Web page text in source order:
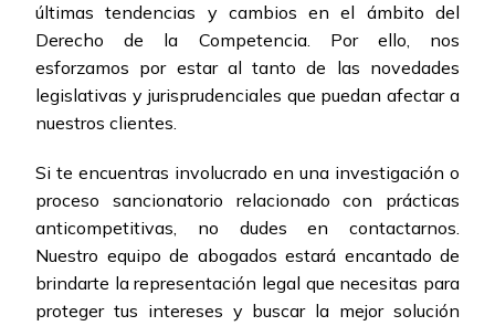
últimas tendencias y cambios en el ámbito del
Derecho de la Competencia. Por ello, nos
esforzamos por estar al tanto de las novedades
legislativas y jurisprudenciales que puedan afectar a
nuestros clientes.
Si te encuentras involucrado en una investigación o
proceso sancionatorio relacionado con prácticas
anticompetitivas, no dudes en contactarnos.
Nuestro equipo de abogados estará encantado de
brindarte la representación legal que necesitas para
proteger tus intereses y buscar la mejor solución